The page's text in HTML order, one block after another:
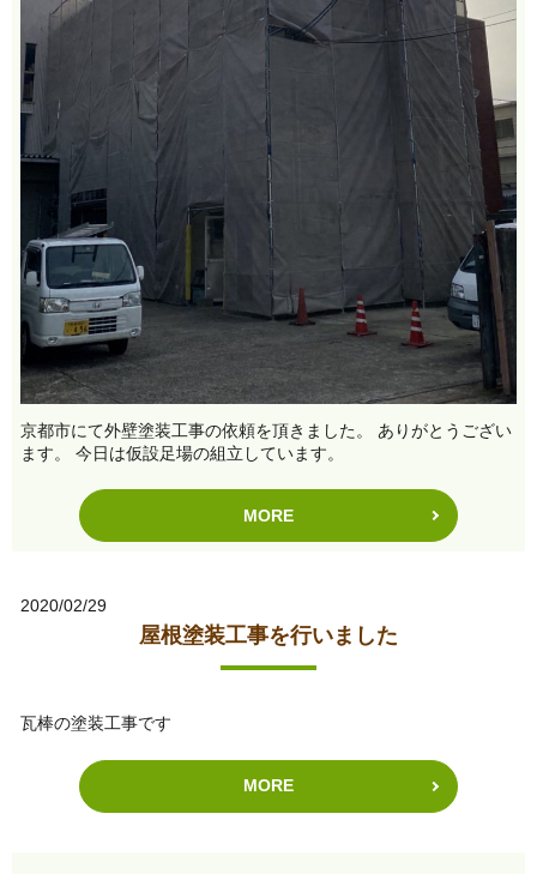
京都市にて外壁塗装工事の依頼を頂きました。 ありがとうござい
ます。 今日は仮設足場の組立しています。
MORE
2020/02/29
屋根塗装工事を行いました
瓦棒の塗装工事です
MORE